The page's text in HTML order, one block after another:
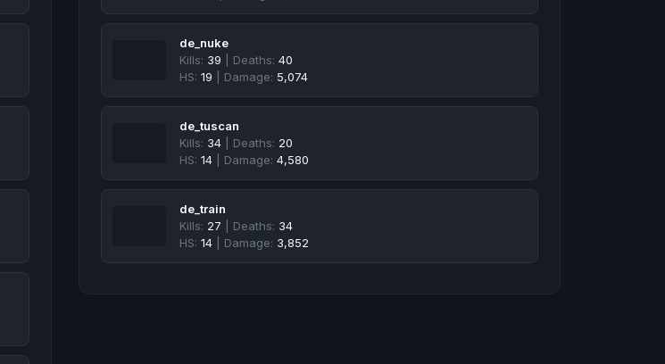
de_nuke
Kills: 39 | Deaths: 40
HS: 19 | Damage: 5,074
de_tuscan
Kills: 34 | Deaths: 20
HS: 14 | Damage: 4,580
de_train
Kills: 27 | Deaths: 34
HS: 14 | Damage: 3,852